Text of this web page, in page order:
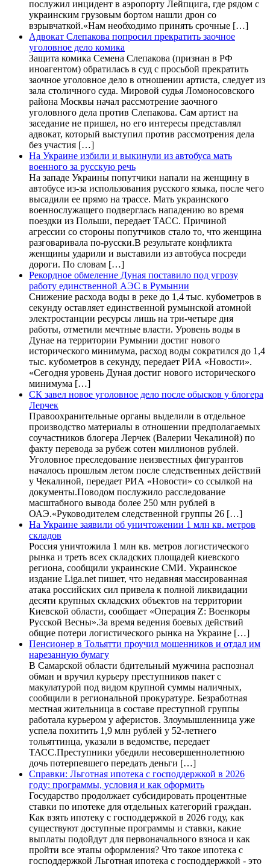
послужил инцидент в аэропорту Лейпцига, где рядом с
украинским грузовым бортом нашли дрон со
взрывчаткой.«Нам необходимо принять срочные […]
Адвокат Слепакова попросил прекратить заочное
уголовное дело комика
Защита комика Семена Слепакова (признан в РФ
иноагентом) обратилась в суд с просьбой прекратить
заочное уголовное дело в отношении артиста, следует из
зала столичного суда. Мировой судья Ломоносовского
района Москвы начал рассмотрение заочного
уголовного дела против Слепакова. Сам артист на
заседание не пришел, но его интересы представлял
адвокат, который выступил против рассмотрения дела
без участия […]
На Украине избили и выкинули из автобуса мать
военного за русскую речь
На западе Украины попутчики напали на женщину в
автобусе из-за использования русского языка, после чего
высадили ее прямо на трассе. Мать украинского
военнослужащего подверглась нападению во время
поездки из Польши, передает ТАСС. Причиной
агрессии со стороны попутчиков стало то, что женщина
разговаривала по-русски.В результате конфликта
женщины ударили и выставили из автобуса посреди
дороги. По словам […]
Рекордное обмеление Дуная поставило под угрозу
работу единственной АЭС в Румынии
Снижение расхода воды в реке до 1,4 тыс. кубометров в
секунду оставляет единственной румынской атомной
электростанции ресурсы лишь на три-четыре дня
работы, отметили мечтные власти. Уровень воды в
Дунае на территории Румынии достиг нового
исторического минимума, расход воды сократился до 1,4
тыс. кубометров в секунду, передает РИА «Новости».
«Сегодня уровень Дуная достиг нового исторического
минимума […]
СК завел новое уголовное дело после обысков у блогера
Лерчек
Правоохранительные органы выделили в отдельное
производство материалы в отношении предполагаемых
соучастников блогера Лерчек (Валерии Чекалиной) по
факту перевода за рубеж сотен миллионов рублей.
Уголовное преследование неизвестных фигурантов
началось прошлым летом после следственных действий
у Чекалиной, передает РИА «Новости» со ссылкой на
документы.Поводом послужило расследование
масштабного вывода более 250 млн рублей в
ОАЭ.«Руководителем следственной группы 26 […]
На Украине заявили об уничтожении 1 млн кв. метров
складов
Россия уничтожила 1 млн кв. метров логистического
рынка и треть всех складских площадей киевского
региона, сообщили украинские СМИ. Украинское
издание Liga.net пишет, что недавняя массированная
атака российских сил привела к полной ликвидации
десяти крупных складских объектов на территории
Киевской области, сообщает «Операция Z: Военкоры
Русской Весны».За время ведения боевых действий
общие потери логистического рынка на Украине […]
Пенсионер в Тольятти проучил мошенников и отдал им
нарезанную бумагу
В Самарской области бдительный мужчина распознал
обман и вручил курьеру преступников пакет с
макулатурой под видом крупной суммы наличных,
сообщили в региональной прокуратуре. Безработная
местная жительница в составе преступной группы
работала курьером у аферистов. Злоумышленница уже
успела похитить 1,9 млн рублей у 52-летнего
тольяттинца, указали в ведомстве, передает
ТАСС.Преступники убедили несовершеннолетнюю
дочь потерпевшего передать деньги […]
Справки: Льготная ипотека с господдержкой в 2026
году: программы, условия и как оформить
Государство продолжает субсидировать процентные
ставки по ипотеке для отдельных категорий граждан.
Как взять ипотеку с господдержкой в 2026 году, как
существуют доступные программы и ставки, какие
выплаты подойдут для первоначального взноса и как
пройти все этапы оформления? Что такое ипотека с
господдержкой Льготная ипотека с господдержкой - это